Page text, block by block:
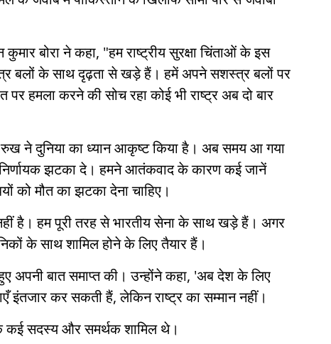
बोरा ने कहा, "हम राष्ट्रीय सुरक्षा चिंताओं के इस
बलों के साथ दृढ़ता से खड़े हैं। हमें अपने सशस्त्र बलों पर
पर हमला करने की सोच रहा कोई भी राष्ट्र अब दो बार
ने दुनिया का ध्यान आकृष्ट किया है। अब समय आ गया
निर्णायक झटका दे। हमने आतंकवाद के कारण कई जानें
मौत का झटका देना चाहिए।
है। हम पूरी तरह से भारतीय सेना के साथ खड़े हैं। अगर
के साथ शामिल होने के लिए तैयार हैं।
अपनी बात समाप्त की। उन्होंने कहा, 'अब देश के लिए
कर सकती हैं, लेकिन राष्ट्र का सम्मान नहीं।
के कई सदस्य और समर्थक शामिल थे।